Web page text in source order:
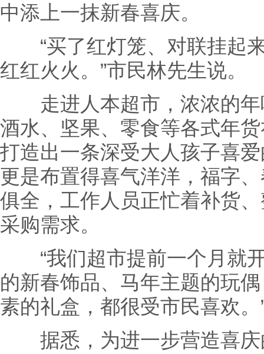
中添上一抹新春喜庆。
“买了红灯笼、对联挂起
红红火火。”市民林先生说。
走进人本超市，浓浓的年
酒水、坚果、零食等各式年
打造出一条深受大人孩子喜
更是布置得喜气洋洋，福字
俱全，工作人员正忙着补货
采购需求。
“我们超市提前一个月就
的新春饰品、马年主题的玩
素的礼盒，都很受市民喜欢
据悉，为进一步营造喜庆